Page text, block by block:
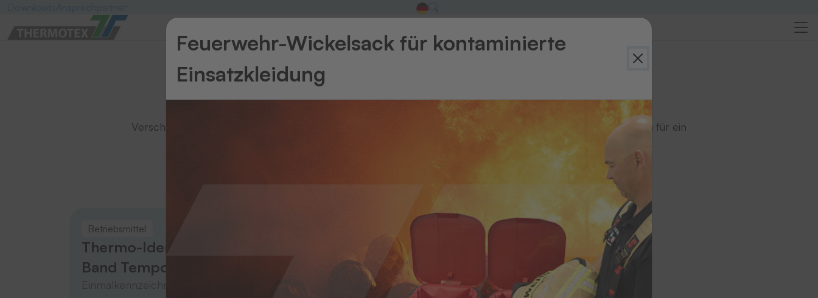
Betriebsmittel
Verschiedene
zur permanenten bzw. temporären Kennzeichnung sorgen für ein
Thermo-Ident-Maschinen
Betriebsmittel
Thermo-Ident-
Band Temporär (IT)
Band Permanent
Betriebsmittel
Farbbänder
Feuerwehr-Wickelsack für kontaminierte
Einsatzkleidung